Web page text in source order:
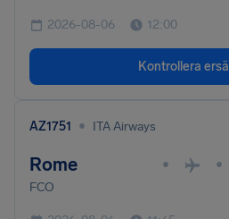
2026-08-06 12:00
Kontrollera
AZ1751 • ITA Airways
Rome • •
FCO